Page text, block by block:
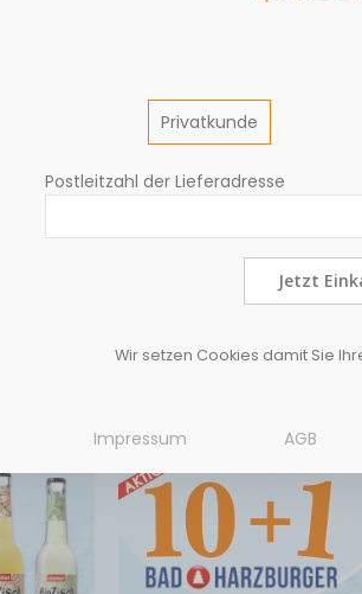
Privatkunde
Postleitzahl der Lieferadresse
Jetzt
Wir setzen Cookies damit Sie
Impressum AGB